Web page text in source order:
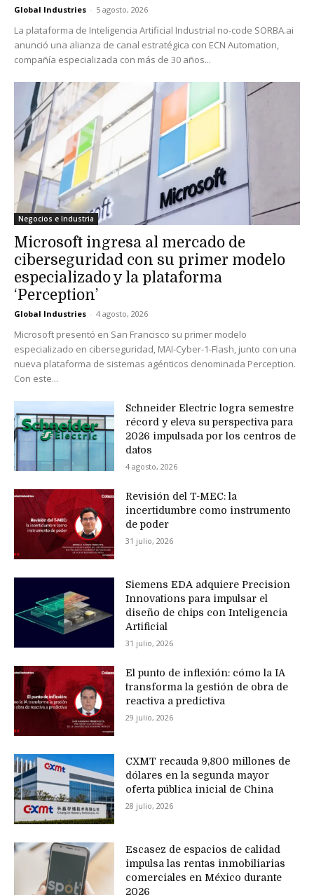
Global Industries - 5 agosto, 2026
La plataforma de Inteligencia Artificial Industrial no-code SORBA.ai
anunció una alianza de canal estratégica con ECN Automation,
compañía especializada con más de 30 años...
Negocios e Industria
Microsoft ingresa al mercado de
ciberseguridad con su primer modelo
especializado y la plataforma
‘Perception’
Global Industries - 4 agosto, 2026
Microsoft presentó en San Francisco su primer modelo
especializado en ciberseguridad, MAI-Cyber-1-Flash, junto con una
nueva plataforma de sistemas agénticos denominada Perception.
Con este...
Schneider Electric logra semestre
récord y eleva su perspectiva para
2026 impulsada por los centros de
datos
4 agosto, 2026
Revisión del T-MEC: la
incertidumbre como instrumento
de poder
31 julio, 2026
Siemens EDA adquiere Precision
Innovations para impulsar el
diseño de chips con Inteligencia
Artificial
31 julio, 2026
El punto de inflexión: cómo la IA
transforma la gestión de obra de
reactiva a predictiva
29 julio, 2026
CXMT recauda 9,800 millones de
dólares en la segunda mayor
oferta pública inicial de China
28 julio, 2026
Escasez de espacios de calidad
impulsa las rentas inmobiliarias
comerciales en México durante
2026